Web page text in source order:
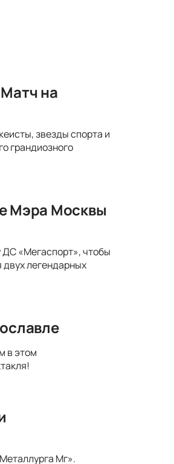
на
звезды спорта и
грандиозного
Мэра Москвы
«Мегаспорт», чтобы
двух легендарных
в этом
Мг».